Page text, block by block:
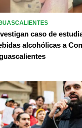
caso de
alcohólicas a